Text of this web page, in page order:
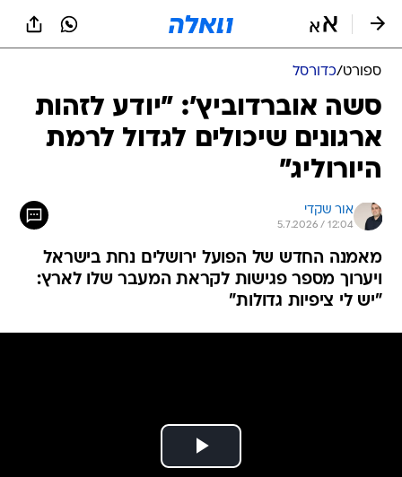
ספורט/כדורסל
סשה אוברדוביץ': "יודע לזהות
ארגונים שיכולים לגדול לרמת
היורוליג"
אור שקדי
5.7.2026 / 12:04
מאמנה החדש של הפועל ירושלים נחת בישראל
ויערוך מספר פגישות לקראת המעבר שלו לארץ:
"יש לי ציפיות גדולות"